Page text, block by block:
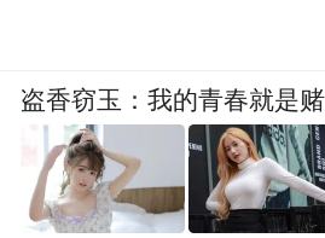
盗香窃玉：我的青春就是